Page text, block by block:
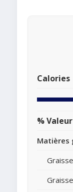
Calories
%
Matières